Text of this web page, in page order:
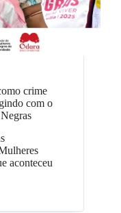
crime
com o
aconteceu